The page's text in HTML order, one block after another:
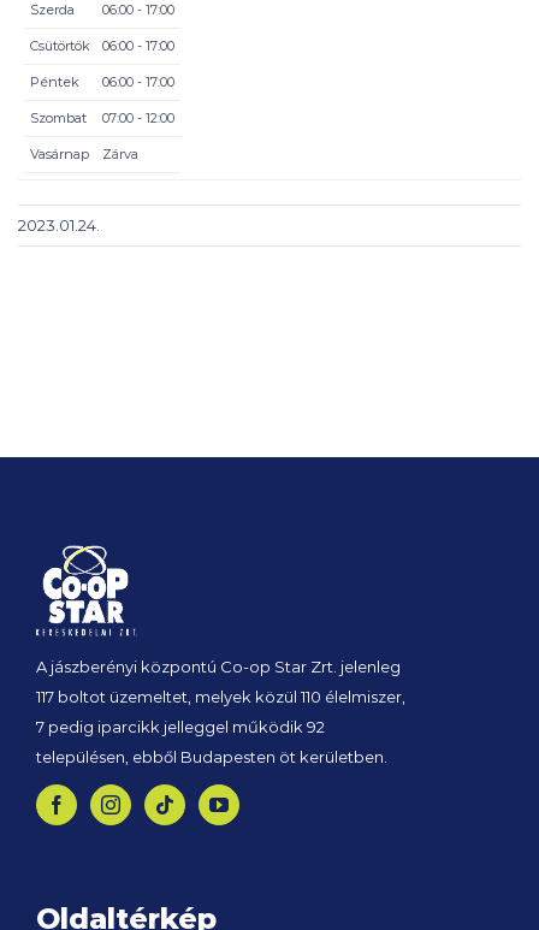
Szerda 06:00 - 17:00
Csütörtök 06:00 - 17:00
Péntek 06:00 - 17:00
Szombat 07:00 - 12:00
Vasárnap Zárva
2023.01.24.
A jászberényi központú Co-op Star Zrt. jelenleg
117 boltot üzemeltet, melyek közül 110 élelmiszer,
7 pedig iparcikk jelleggel működik 92
településen, ebből Budapesten öt kerületben.
Oldaltérkép